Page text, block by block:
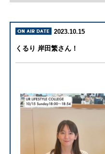
2023.10.15
くるり 岸田繁さん！